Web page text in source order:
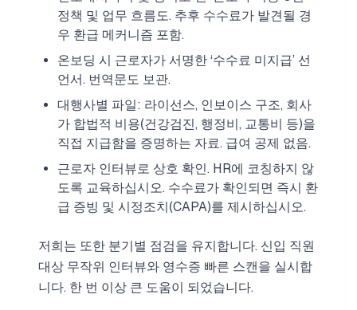
정책 및 업무 흐름도. 추후 수수료가 발견될 경
우 환급 메커니즘 포함.
온보딩 시 근로자가 서명한 ‘수수료 미지급’ 선
언서. 번역문도 보관.
대행사별 파일: 라이선스, 인보이스 구조, 회사
가 합법적 비용(건강검진, 행정비, 교통비 등)을
직접 지급함을 증명하는 자료. 급여 공제 없음.
근로자 인터뷰로 상호 확인. HR에 코칭하지 않
도록 교육하십시오. 수수료가 확인되면 즉시 환
급 증빙 및 시정조치(CAPA)를 제시하십시오.
저희는 또한 분기별 점검을 유지합니다. 신입 직원
대상 무작위 인터뷰와 영수증 빠른 스캔을 실시합
니다. 한 번 이상 큰 도움이 되었습니다.